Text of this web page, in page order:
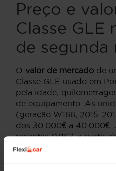
Preço e
Classe GLE
de segunda
O valor de mercado de
Classe GLE usado em
pela idade,
de equipamento. As
(geração W166, 2015-
dos 30.000€ a 40.000€.
recentes (V167, a partir
as versões híbridas plug-